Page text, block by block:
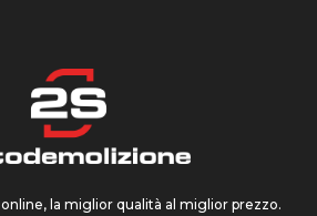
la miglior qualità al miglior prezzo.